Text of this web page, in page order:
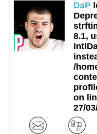
DaP
8.1,
/
on
27/